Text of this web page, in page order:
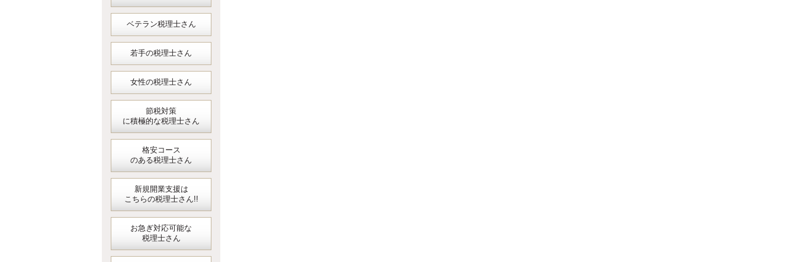
ベテラン税理士さん
若手の税理士さん
女性の税理士さん
節税対策
に積極的な税理士さん
格安コース
のある税理士さん
新規開業支援は
こちらの税理士さん!!
お急ぎ対応可能な
税理士さん